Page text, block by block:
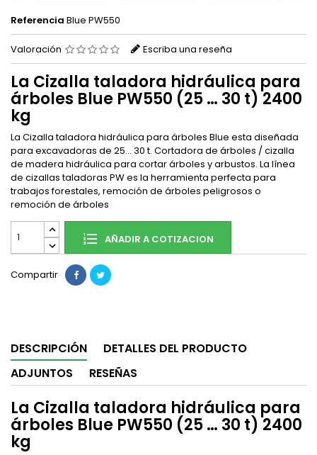
Referencia Blue PW550
Valoración Escriba una reseña
La Cizalla taladora hidráulica para
árboles Blue PW550 (25 … 30 t) 2400
kg
La Cizalla taladora hidráulica para árboles Blue esta diseñada
para excavadoras de 25… 30 t. Cortadora de árboles / cizalla
de madera hidráulica para cortar árboles y arbustos. La línea
de cizallas taladoras PW es la herramienta perfecta para
trabajos forestales, remoción de árboles peligrosos o
remoción de árboles
AÑADIR A COTIZACION
Compartir
DESCRIPCIÓN
DETALLES DEL PRODUCTO
ADJUNTOS
RESEÑAS
La Cizalla taladora hidráulica para
árboles Blue PW550 (25 … 30 t) 2400
kg